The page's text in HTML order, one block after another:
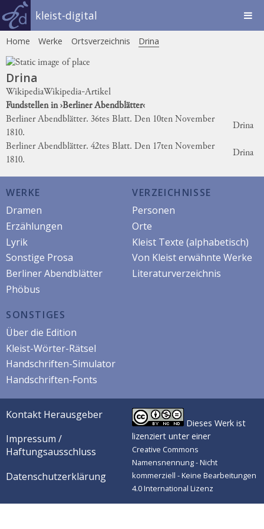
kleist-digital
Home Werke Ortsverzeichnis Drina
Drina
WikipediaWikipedia-Artikel
Fundstellen in ›Berliner Abendblätter‹
Berliner Abendblätter. 36tes Blatt. Den 10ten November
1810.
Drina
Berliner Abendblätter. 42tes Blatt. Den 17ten November
1810.
Drina
WERKE
Dramen
Erzählungen
Lyrik
Sonstige Prosa
Berliner Abendblätter
Phöbus
VERZEICHNISSE
Personen
Orte
Kleist Texte (alphabetisch)
Von Kleist erwähnte Werke
Literaturverzeichnis
SONSTIGES
Über die Edition
Kleist-Wörter-Rätsel
Handschriften-Simulator
Handschriften-Fonts
Kontakt Herausgeber
Impressum /
Haftungsausschluss
Datenschutzerklärung
Dieses Werk ist
lizenziert unter einer
Creative Commons
Namensnennung - Nicht
kommerziell - Keine Bearbeitungen
4.0 International Lizenz